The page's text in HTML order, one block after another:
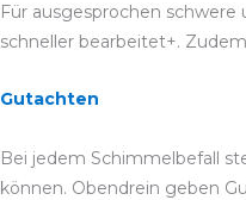
Für ausgesprochen
schneller bearbeitet+.
Gutachten
Bei jedem Schimmelbefall
können. Obendrein geben